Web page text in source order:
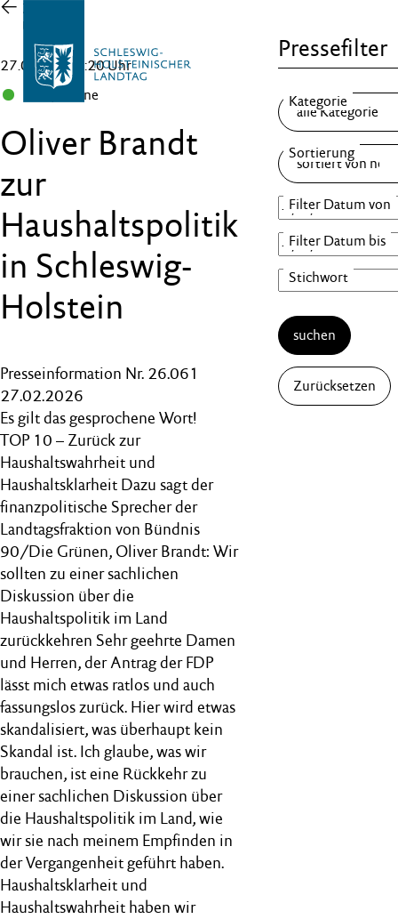
Zur
Übersicht
27.02.26 , 11:20 Uhr
B 90/Grüne
Oliver Brandt
zur
Haushaltspolitik
in Schleswig-
Holstein
Presseinformation Nr. 26.061
27.02.2026
Es gilt das gesprochene Wort!
TOP 10 – Zurück zur
Haushaltswahrheit und
Haushaltsklarheit Dazu sagt der
finanzpolitische Sprecher der
Landtagsfraktion von Bündnis
90/Die Grünen, Oliver Brandt: Wir
sollten zu einer sachlichen
Diskussion über die
Haushaltspolitik im Land
zurückkehren Sehr geehrte Damen
und Herren, der Antrag der FDP
lässt mich etwas ratlos und auch
fassungslos zurück. Hier wird etwas
skandalisiert, was überhaupt kein
Skandal ist. Ich glaube, was wir
brauchen, ist eine Rückkehr zu
einer sachlichen Diskussion über
die Haushaltspolitik im Land, wie
wir sie nach meinem Empfinden in
der Vergangenheit geführt haben.
Haushaltsklarheit und
Haushaltswahrheit haben wir
Pressefilter
suchen
Zurücksetzen